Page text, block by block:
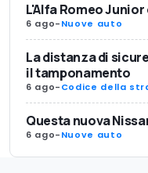
L'Alfa Romeo
6 ago-Nuove auto
La distanza di
il tamponamento
6 ago-Codice della
Questa nuova
6 ago-Nuove auto